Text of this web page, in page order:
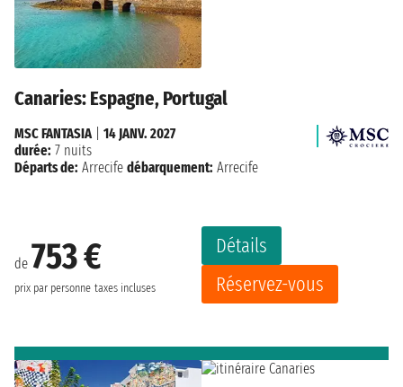
Canaries: Espagne, Portugal
de 753 €
prix par personne taxes incluses
Détails
Réservez-vous
MSC FANTASIA| 14 JANV. 2027
durée: 7 nuits
Départs de: Arrecife débarquement: Arrecife